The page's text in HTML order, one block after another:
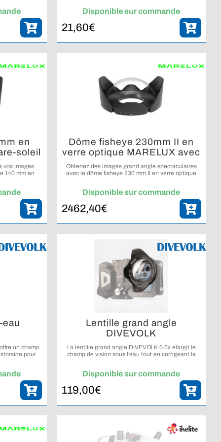
Disponible sur commande
21,60€
en
soleil
avec
étui
vos images
140 mm en
Dôme fisheye 230mm II en
verre optique MARELUX avec
capuchon arrière et étui
Obtenez des images grand angle spectaculaires
avec le dôme fisheye 230 mm II en verre optique
Disponible sur commande
2462,40€
eau
un champ
pour
Lentille grand angle
DIVEVOLK
La lentille grand angle DIVEVOLK 0.6x élargit le
champ de vision sous l’eau tout en corrigeant la
Disponible sur commande
119,00€